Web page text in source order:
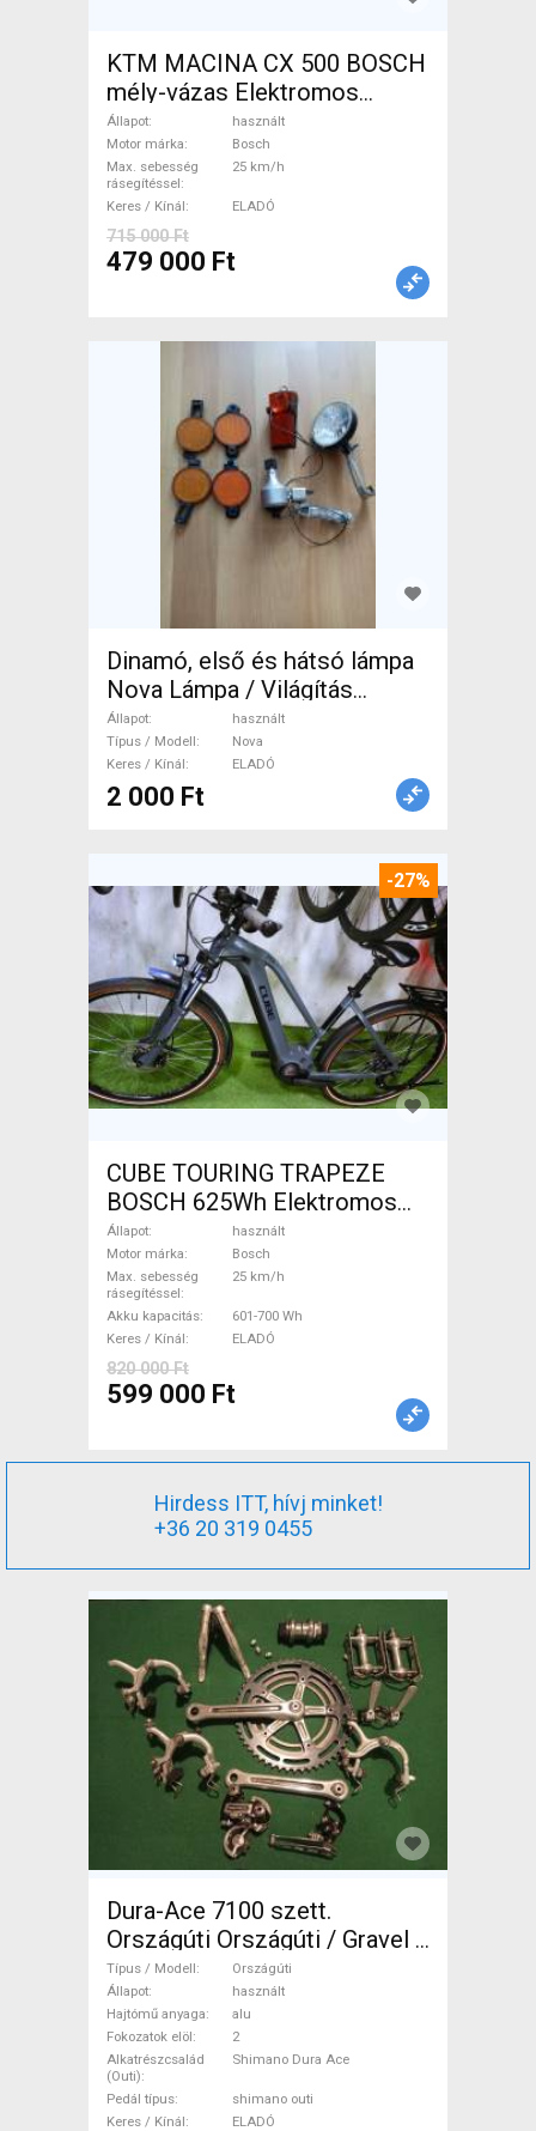
KTM MACINA CX 500 BOSCH
mély-vázas Elektromos
Trekking/cross 25 km/h
Bosch használt ELADÓ
Állapot
használt
Motor márka
Bosch
Max. sebesség
rásegítéssel
25 km/h
Keres / Kínál ELADÓ
715 000 Ft
479 000 Ft
Dinamó, első és hátsó lámpa
Nova Lámpa / Világítás
használt ELADÓ
Állapot
használt
Típus / Modell
Nova
Keres / Kínál
ELADÓ
2 000 Ft
-27%
CUBE TOURING TRAPEZE
BOSCH 625Wh Elektromos
Trekking/cross 25 km/h
Bosch 601-700 Wh használt
ELADÓ
Állapot
használt
Motor márka
Bosch
Max. sebesség
rásegítéssel
25 km/h
Akku kapacitás
601-700 Wh
Keres / Kínál
ELADÓ
820 000 Ft
599 000 Ft
Hirdess ITT, hívj minket!
+36 20 319 0455
Dura-Ace 7100 szett.
Országúti Országúti / Gravel /
Triatlon Alkatrész, Országúti
Hajtásrendszer Shimano Dura
Ace shimano outi használt
ELADÓ
Típus / Modell
Országúti
Állapot
használt
Hajtómű anyaga
alu
Fokozatok elöl
2
Alkatrészcsalád
(Outi)
Shimano Dura Ace
Pedál típus
shimano outi
Keres / Kínál
ELADÓ